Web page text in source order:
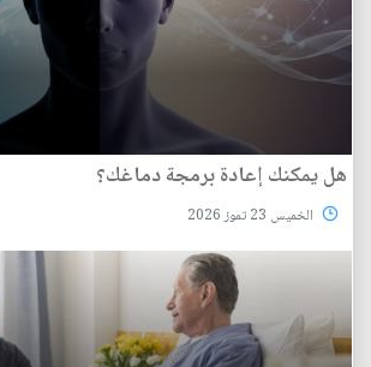
هل يمكنك إعادة برمجة دماغك؟
الخميس 23 تموز 2026